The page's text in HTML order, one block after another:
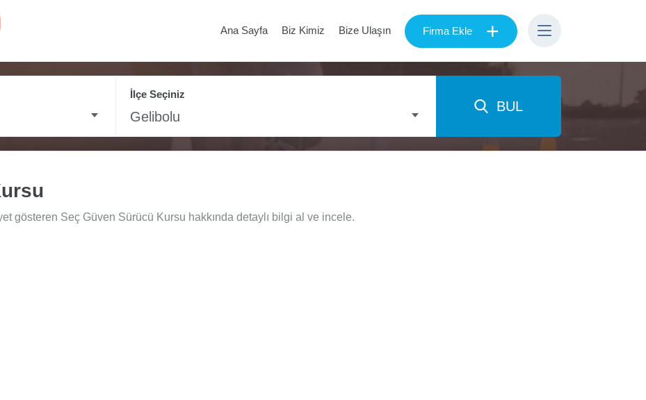
Ana Sayfa Biz Kimiz Bize Ulaşın Firma Ekle +
İlçe Seçiniz
Gelibolu
BUL
gösteren Seç Güven Sürücü Kursu hakkında detaylı bilgi al ve incele.